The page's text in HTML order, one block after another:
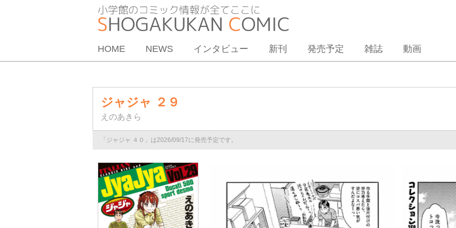
HOME NEWS インタビュー 新刊 発売予定 雑誌 動画
ジャジャ ２９
えのあきら
「ジャジャ ４０」は2026/09/17に発売予定です。